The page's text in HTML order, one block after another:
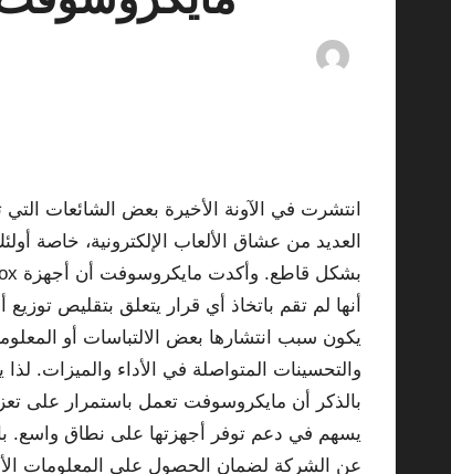
Posted
بالذكر أن مايكروسوفت تعمل باستمرار على
عن الشركة لضمان الحصول على المعلومات